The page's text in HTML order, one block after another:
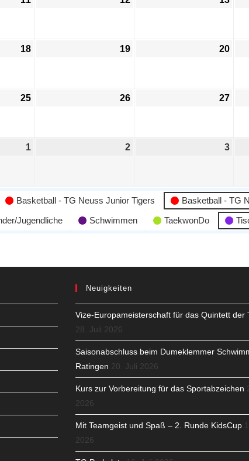
18 19 20
25 26 27
1 2 3
Basketball - TG Neuss Junior Tigers Basketball - TG
Jugendliche
Schwimmen TaekwonDo
Neuigkeiten
Vize-Europameisterschaft für das Quintett der
28. Juli 2026
Saisonabschluss beim Dumeklemmer
Ratingen 20. Juli 2026
Kurs zur Vorbereitung für das Sportabzeichen
2026
Mit Teamgeist und Spaß – 2. Runde KidsCup
2026